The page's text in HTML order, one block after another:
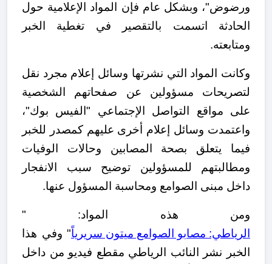
ورضوض"، وبشكل عام فإن المواد الإعلامية حول
الحادثة اتسمت بالتقصير في تغطية الخبر
ومتابعته.
وكانت المواد التي نشرتها وسائل إعلام مجرد نقل
لتصريحات مسؤولين عن صفحاتهم الشخصية
على مواقع التواصل الإجتماعي "الفيس بوك"،
واعتمدت وسائل إعلام أخرى عليهم كمصدر للخبر
فيما يتعلق بصحة المصابين وحالات الوفيات
ومطالبتهم للمسؤولين توضيح سبب الانفجار
داخل مبنى الصوامع ومحاسبة المسؤول عنها.
ومن هذه المواد: "
الرياطي: مصابو الصوامع ميتون سريرياً" وفي هذا
الخبر نشر النائب الرياطي مقطع فيديو من داخل